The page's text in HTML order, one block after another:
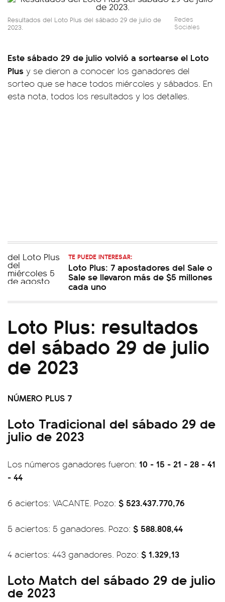
Resultados del Loto Plus del sábado 29 de julio de
2023.
Redes
Sociales
Este sábado 29 de julio volvió a sortearse el Loto
Plus y se dieron a conocer los ganadores del
sorteo que se hace todos miércoles y sábados. En
esta nota, todos los resultados y los detalles.
TE PUEDE INTERESAR:
Loto Plus: 7 apostadores del Sale o
Sale se llevaron más de $5 millones
cada uno
Loto Plus: resultados
del sábado 29 de julio
de 2023
NÚMERO PLUS 7
Loto Tradicional del sábado 29 de
julio de 2023
Los números ganadores fueron: 10 - 15 - 21 - 28 - 41
- 44
6 aciertos: VACANTE. Pozo: $ 523.437.770,76
5 aciertos: 5 ganadores. Pozo: $ 588.808,44
4 aciertos: 443 ganadores. Pozo: $ 1.329,13
Loto Match del sábado 29 de julio
de 2023